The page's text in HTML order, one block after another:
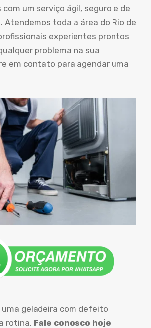
com um serviço ágil, seguro e de
Atendemos toda a área do Rio de
experientes prontos
problema na sua
em contato para agendar uma
uma geladeira com defeito
rotina. Fale conosco hoje